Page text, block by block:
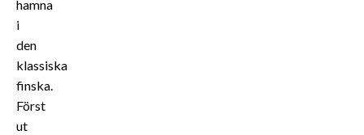
hamna
i
den
klassiska
finska.
Först
ut